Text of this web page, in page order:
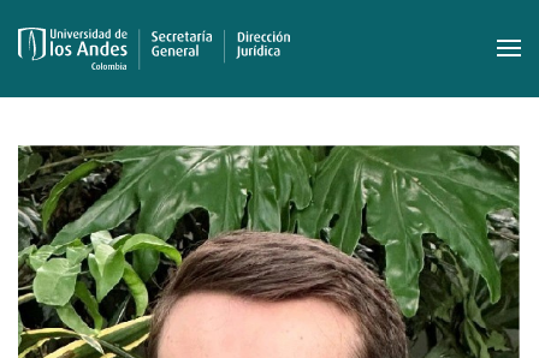
Skip to main content